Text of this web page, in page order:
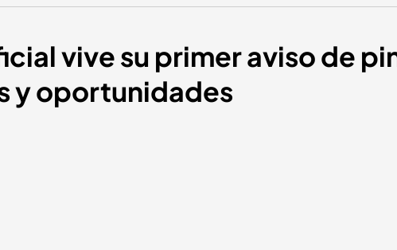
vive su primer aviso de
y oportunidades